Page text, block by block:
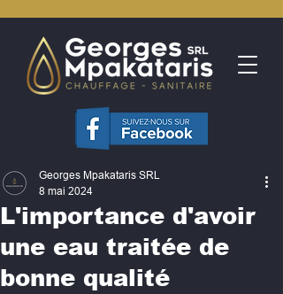
L'importance d'avoir
une eau traitée de
bonne qualité
Georges Mpakataris SRL
8 mai 2024